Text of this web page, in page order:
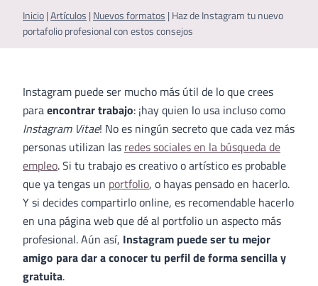
Inicio | Artículos | Nuevos formatos | Haz de Instagram tu nuevo
portafolio profesional con estos consejos
Instagram puede ser mucho más útil de lo que crees
paraencontrar trabajo: ¡hay quien lo usa incluso como
Instagram Vitae! No es ningún secreto que cada vez más
personas utilizan las redes sociales en la búsqueda de
empleo. Si tu trabajo es creativo o artístico es probable
que ya tengas un portfolio, o hayas pensado en hacerlo.
Y si decides compartirlo online, es recomendable hacerlo
en una página web que dé al portfolio un aspecto más
profesional. Aún así, Instagram puede ser tu mejor
amigo para dar a conocer tu perfil de forma sencilla y
gratuita.